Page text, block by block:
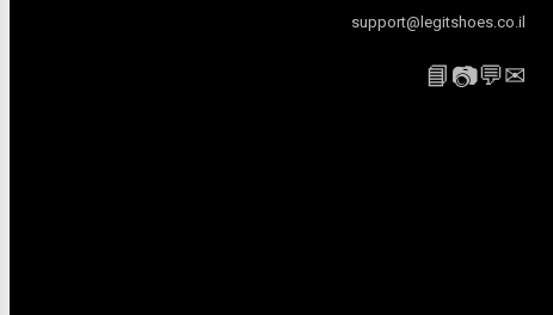
support@legitshoes.co.il
✉
💬
📷
📘